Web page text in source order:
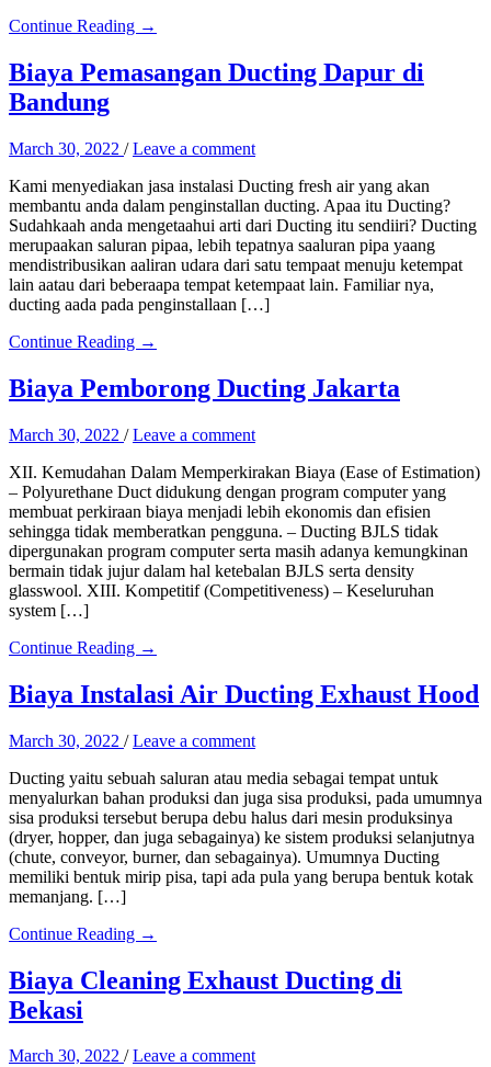
Continue Reading →
Biaya Pemasangan Ducting Dapur di
Bandung
March 30, 2022 /Leave a comment
Kami menyediakan jasa instalasi Ducting fresh air yang akan
membantu anda dalam penginstallan ducting. Apaa itu Ducting?
Sudahkaah anda mengetaahui arti dari Ducting itu sendiiri? Ducting
merupaakan saluran pipaa, lebih tepatnya saaluran pipa yaang
mendistribusikan aaliran udara dari satu tempaat menuju ketempat
lain aatau dari beberaapa tempat ketempaat lain. Familiar nya,
ducting aada pada penginstallaan […]
Continue Reading →
Biaya Pemborong Ducting Jakarta
March 30, 2022 /Leave a comment
XII. Kemudahan Dalam Memperkirakan Biaya (Ease of Estimation)
– Polyurethane Duct didukung dengan program computer yang
membuat perkiraan biaya menjadi lebih ekonomis dan efisien
sehingga tidak memberatkan pengguna. – Ducting BJLS tidak
dipergunakan program computer serta masih adanya kemungkinan
bermain tidak jujur dalam hal ketebalan BJLS serta density
glasswool. XIII. Kompetitif (Competitiveness) – Keseluruhan
system […]
Continue Reading →
Biaya Instalasi Air Ducting Exhaust Hood
March 30, 2022 /Leave a comment
Ducting yaitu sebuah saluran atau media sebagai tempat untuk
menyalurkan bahan produksi dan juga sisa produksi, pada umumnya
sisa produksi tersebut berupa debu halus dari mesin produksinya
(dryer, hopper, dan juga sebagainya) ke sistem produksi selanjutnya
(chute, conveyor, burner, dan sebagainya). Umumnya Ducting
memiliki bentuk mirip pisa, tapi ada pula yang berupa bentuk kotak
memanjang. […]
Continue Reading →
Biaya Cleaning Exhaust Ducting di
Bekasi
March 30, 2022 /Leave a comment